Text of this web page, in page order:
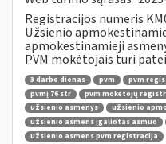
Registracijos numeris
Užsienio
apmokestinamieji
PVM mokėtojais turi
3 darbo dienas pvm pvm
pvmį 76 str
pvm mokėtojų
užsienio asmenys
užsienio
užsienio asmens įgaliotas asmuo
užsienio asmens pvm registracija